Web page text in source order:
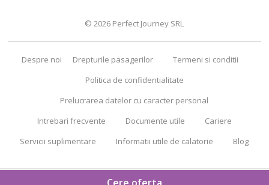
© 2026 Perfect Journey SRL
Despre noi Drepturile pasagerilor
Termeni si conditii
Politica de confidentialitate
Prelucrarea datelor cu caracter personal
Intrebari frecvente
Documente utile
Cariere
Servicii suplimentare
Informatii utile de calatorie Blog